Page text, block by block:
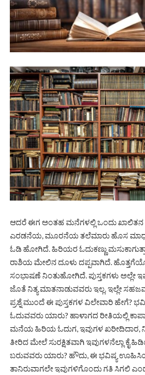
ಆದರೆ ಈಗ ಅಂತಹ ಮನೆಗಳಲ್ಲಿ ಒಂದು ಖಾಲಿತನ
ಎರಡನೆಯ, ಮೂರನೆಯ ತಲೆಮಾರು ಹೊಸ
ಓಡಿ ಹೋಗಿದೆ. ಹಿರಿಯರ ಓದುಕಣ್ಣು
ರಾಶಿಯ ಮೇಲಿನ ದೂಳು ದಪ್ಪವಾಗಿದೆ.
ಸಂಭಾಷಣೆ ನಿಂತುಹೋಗಿದೆ. ಪುಸ್ತಕಗಳು ಅಲ್ಲೇ
ಜೊತೆ ನಿತ್ಯ ಮಾತನಾಡುವವರು ಇಲ್ಲ. ಇಲ್ಲೇ
ಪ್ರಶ್ನೆ ಮುಂದೆ ಈ ಪುಸ್ತಕಗಳ ವಿಲೇವಾರಿ ಹೇಗೆ?
ಓದುವವರು ಯಾರು? ಹಾಳಾಗದ ರೀತಿಯಲ್ಲಿ
ಮನೆಯ ಹಿರಿಯ ಓದುಗ, ಇವುಗಳ ಖರೀದಿದಾರ,
ತೀರಿದ ಮೇಲೆ ಸುರಕ್ಷಿತವಾಗಿ ಇವುಗಳನೆಲ್ಲಾ ಕೈ
ಬರುವವರು ಯಾರು? ಹೌದು, ಈ ಭವಿಷ್ಯ
ತಾನಿರುವಾಗಲೇ ಇವುಗಳಿಗೊಂದು ಗತಿ ಸಿಗಲಿ